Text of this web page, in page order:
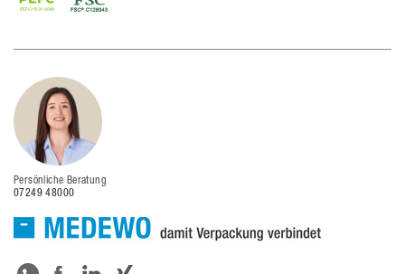
Persönliche Beratung
07249 48000